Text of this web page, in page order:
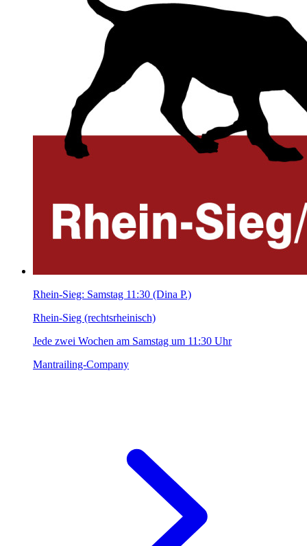
Rhein-Sieg: Samstag 11:30 (Dina P.)
Rhein-Sieg (rechtsrheinisch)
Jede zwei Wochen am Samstag um 11:30 Uhr
Mantrailing-Company